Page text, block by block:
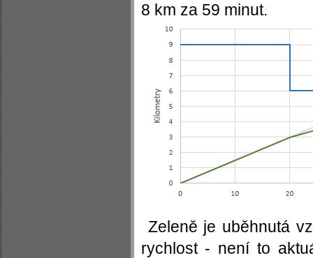
8 km za 59 minut.
Zeleně je uběhnutá
rychlost - není to